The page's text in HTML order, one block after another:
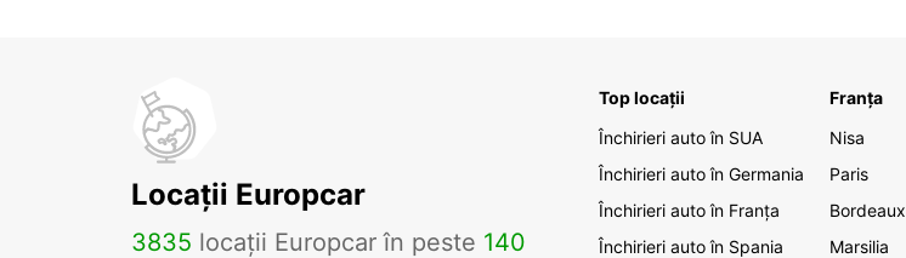
Locații Europcar
3835 locații Europcar în peste 140
Top locații
Închirieri auto în SUA
Închirieri auto în Germania
Închirieri auto în Franța
Închirieri auto în Spania
Franța
Nisa
Paris
Bordeaux
Marsilia